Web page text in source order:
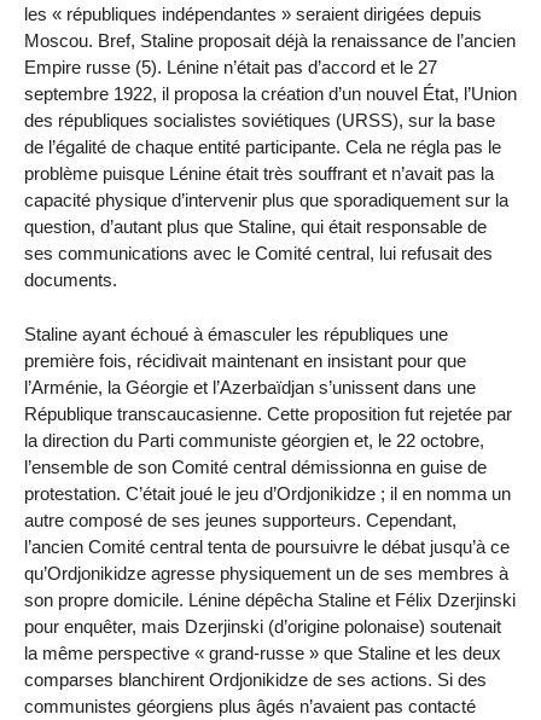
les « républiques indépendantes » seraient dirigées depuis
Moscou. Bref, Staline proposait déjà la renaissance de l’ancien
Empire russe (5). Lénine n’était pas d’accord et le 27
septembre 1922, il proposa la création d’un nouvel État, l’Union
des républiques socialistes soviétiques (URSS), sur la base
de l’égalité de chaque entité participante. Cela ne régla pas le
problème puisque Lénine était très souffrant et n’avait pas la
capacité physique d’intervenir plus que sporadiquement sur la
question, d’autant plus que Staline, qui était responsable de
ses communications avec le Comité central, lui refusait des
documents.
Staline ayant échoué à émasculer les républiques une
première fois, récidivait maintenant en insistant pour que
l’Arménie, la Géorgie et l’Azerbaïdjan s’unissent dans une
République transcaucasienne. Cette proposition fut rejetée par
la direction du Parti communiste géorgien et, le 22 octobre,
l’ensemble de son Comité central démissionna en guise de
protestation. C’était joué le jeu d’Ordjonikidze ; il en nomma un
autre composé de ses jeunes supporteurs. Cependant,
l’ancien Comité central tenta de poursuivre le débat jusqu’à ce
qu’Ordjonikidze agresse physiquement un de ses membres à
son propre domicile. Lénine dépêcha Staline et Félix Dzerjinski
pour enquêter, mais Dzerjinski (d’origine polonaise) soutenait
la même perspective « grand-russe » que Staline et les deux
comparses blanchirent Ordjonikidze de ses actions. Si des
communistes géorgiens plus âgés n’avaient pas contacté